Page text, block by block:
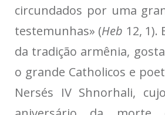
circundados por uma
testemunhas» (Heb 12, 1).
da tradição armênia,
o grande Catholicos e
Nersés IV Shnorhali,